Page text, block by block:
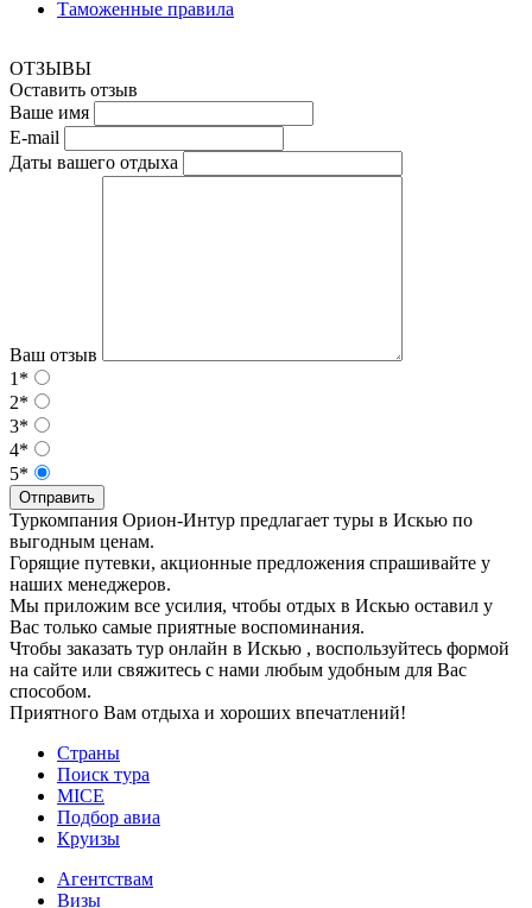
Таможенные правила
ОТЗЫВЫ
Оставить отзыв
Ваше имя
E-mail
Даты вашего отдыха
Ваш отзыв
1*
2*
3*
4*
5*
Отправить
Туркомпания Орион-Интур предлагает туры в Искью по
выгодным ценам.
Горящие путевки, акционные предложения спрашивайте у
наших менеджеров.
Мы приложим все усилия, чтобы отдых в Искью оставил у
Вас только самые приятные воспоминания.
Чтобы заказать тур онлайн в Искью , воспользуйтесь формой
на сайте или свяжитесь с нами любым удобным для Вас
способом.
Приятного Вам отдыха и хороших впечатлений!
Страны
Поиск тура
MICE
Подбор авиа
Круизы
Агентствам
Визы